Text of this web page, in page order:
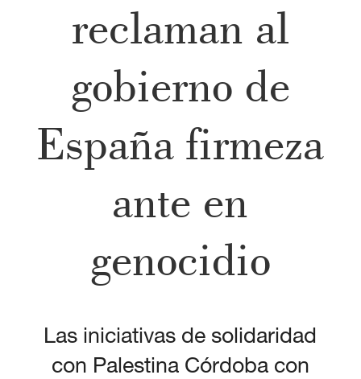
reclaman al
gobierno de
España firmeza
ante en
genocidio
Las iniciativas de solidaridad
con Palestina Córdoba con